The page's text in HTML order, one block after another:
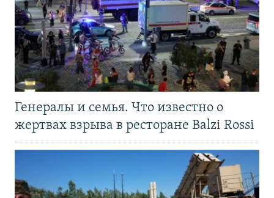
Генералы и семья. Что известно о
жертвах взрыва в ресторане Balzi Rossi